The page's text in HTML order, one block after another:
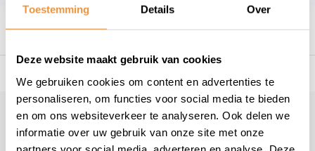
Toestemming Details Over
Deze website maakt gebruik van cookies
We gebruiken cookies om content en advertenties te
personaliseren, om functies voor social media te bieden
en om ons websiteverkeer te analyseren. Ook delen we
informatie over uw gebruik van onze site met onze
Klantenservice